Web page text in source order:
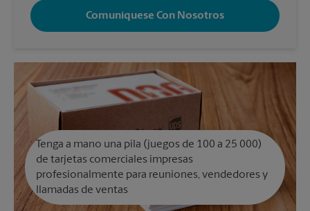
Comuníquese Con Nosotros
Tenga a mano una pila (juegos de 100 a 25 000)
de tarjetas comerciales impresas
profesionalmente para reuniones, vendedores y
llamadas de ventas